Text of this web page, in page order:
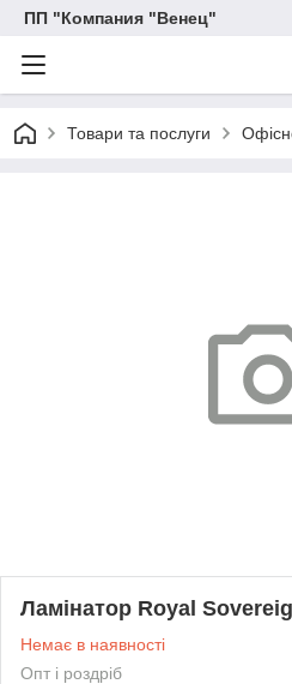
ПП "Компания "Венец"
Товари та послуги
Ламінатор Royal
Немає в наявності
Опт і роздріб